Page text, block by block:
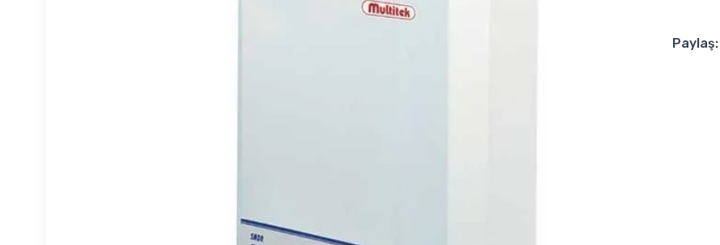
Paylaş: